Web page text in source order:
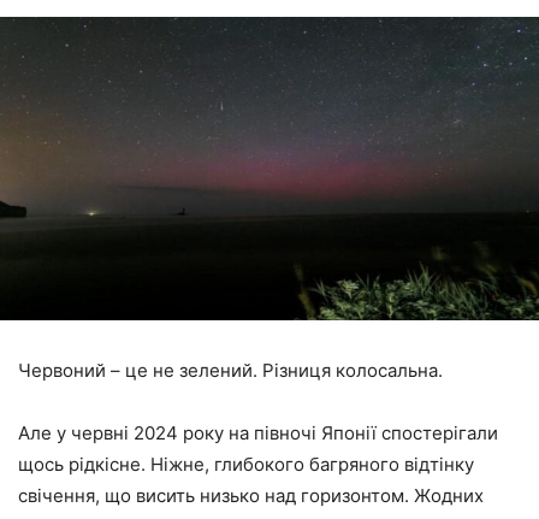
Червоний – це не зелений. Різниця колосальна.
Але у червні 2024 року на півночі Японії спостерігали
щось рідкісне. Ніжне, глибокого багряного відтінку
свічення, що висить низько над горизонтом. Жодних